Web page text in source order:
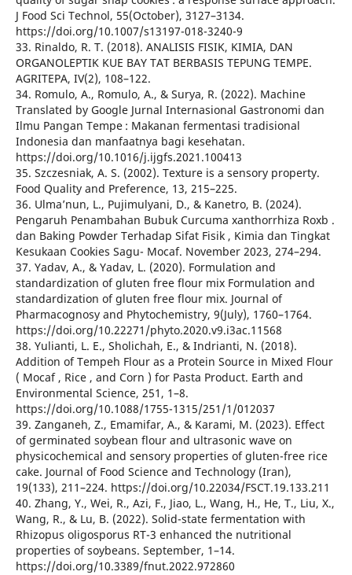
J Food Sci Technol, 55(October), 3127–3134.
https://doi.org/10.1007/s13197-018-3240-9
33. Rinaldo, R. T. (2018). ANALISIS FISIK, KIMIA, DAN
ORGANOLEPTIK KUE BAY TAT BERBASIS TEPUNG TEMPE.
AGRITEPA, IV(2), 108–122.
34. Romulo, A., Romulo, A., & Surya, R. (2022). Machine
Translated by Google Jurnal Internasional Gastronomi dan
Ilmu Pangan Tempe : Makanan fermentasi tradisional
Indonesia dan manfaatnya bagi kesehatan.
https://doi.org/10.1016/j.ijgfs.2021.100413
35. Szczesniak, A. S. (2002). Texture is a sensory property.
Food Quality and Preference, 13, 215–225.
36. Ulma’nun, L., Pujimulyani, D., & Kanetro, B. (2024).
Pengaruh Penambahan Bubuk Curcuma xanthorrhiza Roxb .
dan Baking Powder Terhadap Sifat Fisik , Kimia dan Tingkat
Kesukaan Cookies Sagu- Mocaf. November 2023, 274–294.
37. Yadav, A., & Yadav, L. (2020). Formulation and
standardization of gluten free flour mix Formulation and
standardization of gluten free flour mix. Journal of
Pharmacognosy and Phytochemistry, 9(July), 1760–1764.
https://doi.org/10.22271/phyto.2020.v9.i3ac.11568
38. Yulianti, L. E., Sholichah, E., & Indrianti, N. (2018).
Addition of Tempeh Flour as a Protein Source in Mixed Flour
( Mocaf , Rice , and Corn ) for Pasta Product. Earth and
Environmental Science, 251, 1–8.
https://doi.org/10.1088/1755-1315/251/1/012037
39. Zanganeh, Z., Emamifar, A., & Karami, M. (2023). Effect
of germinated soybean flour and ultrasonic wave on
physicochemical and sensory properties of gluten-free rice
cake. Journal of Food Science and Technology (Iran),
19(133), 211–224. https://doi.org/10.22034/FSCT.19.133.211
40. Zhang, Y., Wei, R., Azi, F., Jiao, L., Wang, H., He, T., Liu, X.,
Wang, R., & Lu, B. (2022). Solid-state fermentation with
Rhizopus oligosporus RT-3 enhanced the nutritional
properties of soybeans. September, 1–14.
https://doi.org/10.3389/fnut.2022.972860